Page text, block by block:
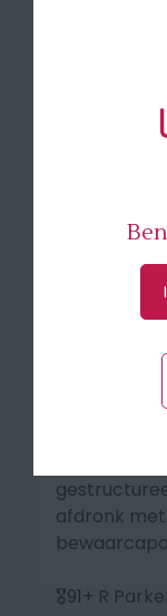
50% van
eerste wijn.
nieuwe
Na het
rood fruit
frisheid,
afdronk
🎖️91+ R